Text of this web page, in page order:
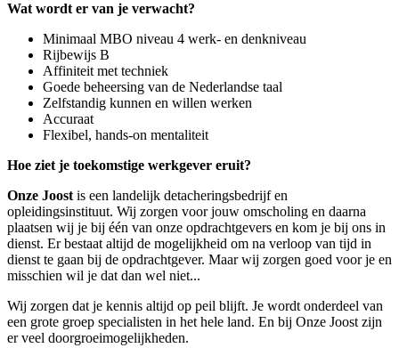
Wat wordt er van je verwacht?
Minimaal MBO niveau 4 werk- en denkniveau
Rijbewijs B
Affiniteit met techniek
Goede beheersing van de Nederlandse taal
Zelfstandig kunnen en willen werken
Accuraat
Flexibel, hands-on mentaliteit
Hoe ziet je toekomstige werkgever eruit?
Onze Joost is een landelijk detacheringsbedrijf en
opleidingsinstituut. Wij zorgen voor jouw omscholing en daarna
plaatsen wij je bij één van onze opdrachtgevers en kom je bij ons in
dienst. Er bestaat altijd de mogelijkheid om na verloop van tijd in
dienst te gaan bij de opdrachtgever. Maar wij zorgen goed voor je en
misschien wil je dat dan wel niet...
Wij zorgen dat je kennis altijd op peil blijft. Je wordt onderdeel van
een grote groep specialisten in het hele land. En bij Onze Joost zijn
er veel doorgroeimogelijkheden.